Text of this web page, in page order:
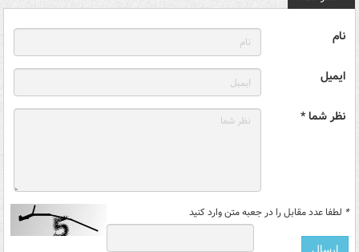
نام
ایمیل
نظر شما *
* لطفا عدد مقابل را در جعبه متن وارد کنید